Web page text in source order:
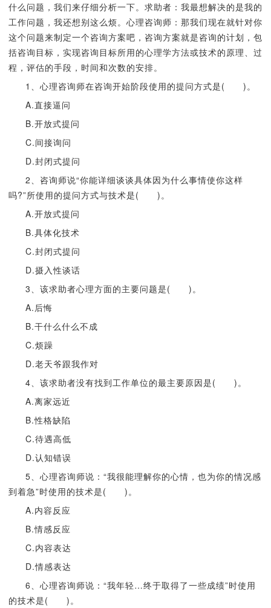
什么问题，我们来仔细分析一下。求助者：我最想解决的是我的
工作问题，我还想别这么烦。心理咨询师：那我们现在就针对你
这个问题来制定一个咨询方案吧，咨询方案就是咨询的计划，包
括咨询目标，实现咨询目标所用的心理学方法或技术的原理、过
程，评估的手段，时间和次数的安排。
1、心理咨询师在咨询开始阶段使用的提问方式是( )。
A.直接逼问
B.开放式提问
C.间接询问
D.封闭式提问
2、咨询师说“你能详细谈谈具体因为什么事情使你这样
吗?”所使用的提问方式与技术是( )。
A.开放式提问
B.具体化技术
C.封闭式提问
D.摄入性谈话
3、该求助者心理方面的主要问题是( )。
A.后悔
B.干什么什么不成
C.烦躁
D.老天爷跟我作对
4、该求助者没有找到工作单位的最主要原因是( )。
A.离家远近
B.性格缺陷
C.待遇高低
D.认知错误
5、心理咨询师说：“我很能理解你的心情，也为你的情况感
到着急”时使用的技术是( )。
A.内容反应
B.情感反应
C.内容表达
D.情感表达
6、心理咨询师说：“我年轻…终于取得了一些成绩”时使用
的技术是( )。